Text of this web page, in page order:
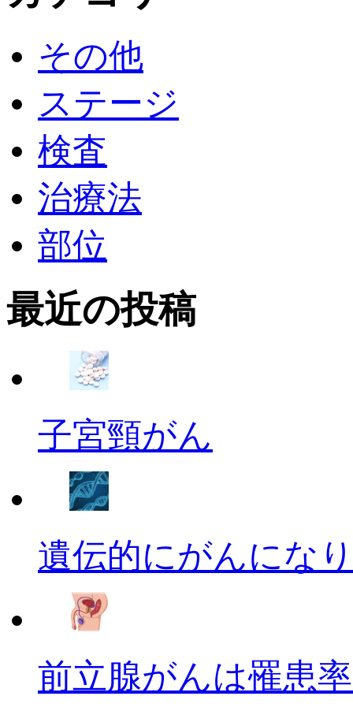
その他
ステージ
検査
治療法
部位
最近の投稿
子宮頸がん
遺伝的にがんにな
前立腺がんは罹患